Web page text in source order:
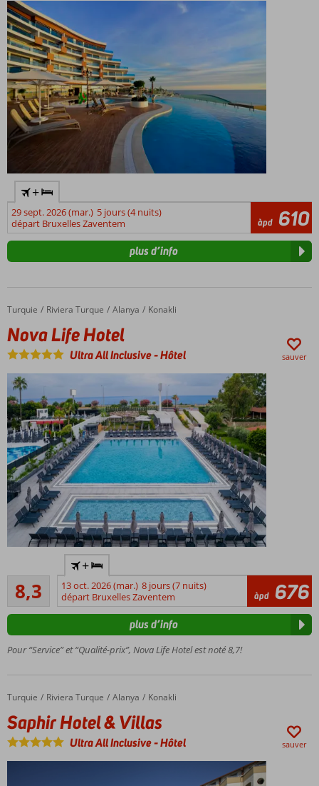
+
29 sept. 2026 (mar.) 5 jours (4 nuits)
départ Bruxelles Zaventem
àpd 610
plus d’info
Accueil
Turquie Riviera Turque Alanya Konakli
Nova Life Hotel
Nova Life Hotel
Ultra All Inclusive-Hôtel sauver
sur la
Riviera
turque
pleinement
au spa
pieds
dans le
sable
dès
votre
8,3
Très bon
3
commentaires
+
13 oct. 2026 (mar.) 8 jours (7 nuits)
départ Bruxelles Zaventem
àpd 676
Pour “Service” et “Qualité-prix”, Nova Life Hotel est noté 8,7!
plus d’info
Accueil
Turquie Riviera Turque Alanya Konakli
Saphir Hotel & Villas
Saphir Hotel & Villas
Ultra All Inclusive-Hôtel sauver